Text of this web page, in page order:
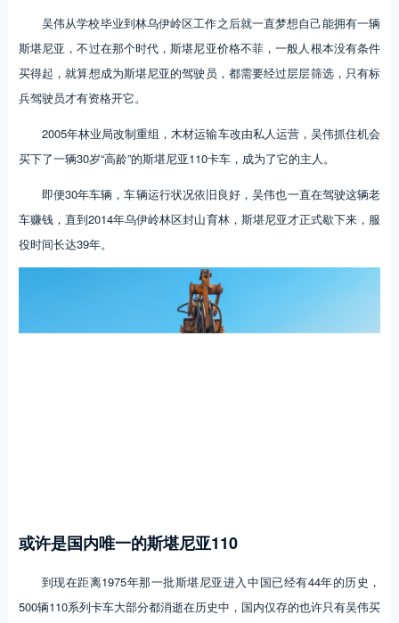
吴伟从学校毕业到林乌伊岭区工作之后就一直梦想自己能拥有一辆
斯堪尼亚，不过在那个时代，斯堪尼亚价格不菲，一般人根本没有条件
买得起，就算想成为斯堪尼亚的驾驶员，都需要经过层层筛选，只有标
兵驾驶员才有资格开它。
2005年林业局改制重组，木材运输车改由私人运营，吴伟抓住机会
买下了一辆30岁“高龄”的斯堪尼亚110卡车，成为了它的主人。
即便30年车辆，车辆运行状况依旧良好，吴伟也一直在驾驶这辆老
车赚钱，直到2014年乌伊岭林区封山育林，斯堪尼亚才正式歇下来，服
役时间长达39年。
或许是国内唯一的斯堪尼亚110
到现在距离1975年那一批斯堪尼亚进入中国已经有44年的历史，
500辆110系列卡车大部分都消逝在历史中，国内仅存的也许只有吴伟买